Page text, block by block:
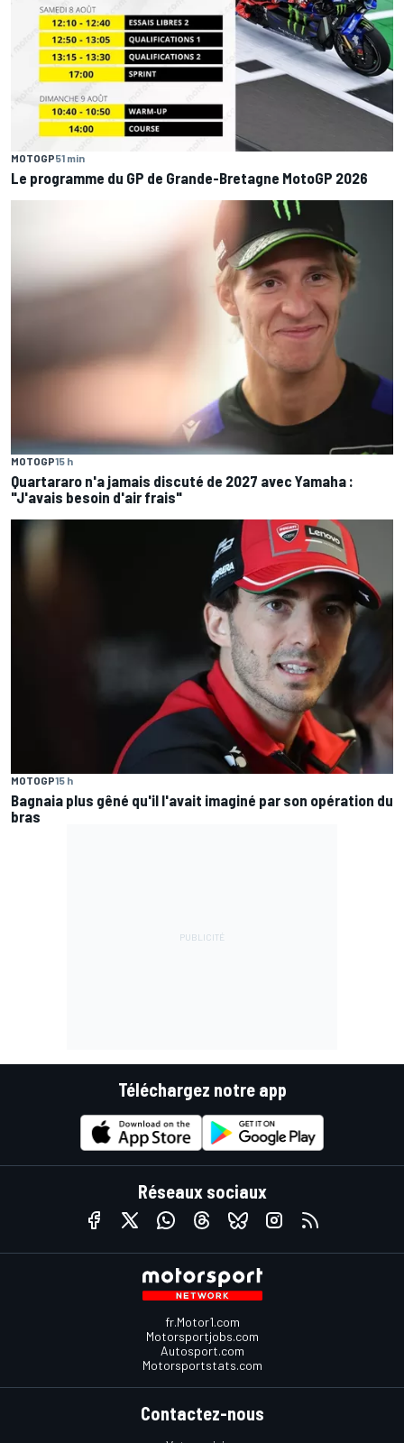
MOTOGP51 min
Le programme du GP de Grande-Bretagne MotoGP 2026
MOTOGP15 h
Quartararo n'a jamais discuté de 2027 avec Yamaha :
"J'avais besoin d'air frais"
MOTOGP15 h
Bagnaia plus gêné qu'il l'avait imaginé par son opération du
bras
Téléchargez notre app
Réseaux sociaux
fr.Motor1.com
Motorsportjobs.com
Autosport.com
Motorsportstats.com
Contactez-nous